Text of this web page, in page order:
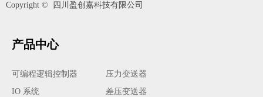
产品中心
可编程逻辑控制器
IO 系统
压力变送器
差压变送器
Copyright © 四川盈创嘉科技有限公司